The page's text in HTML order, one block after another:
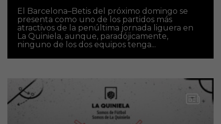
El Barcelona–Betis del próximo domingo se
presenta como uno de los partidos más
atractivos de la penúltima jornada liguera en
La Quiniela, aunque, paradójicamente,
ninguno de los dos equipos tenga...